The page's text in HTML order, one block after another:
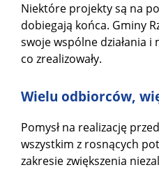
Niektóre projekty są na
dobiegają końca. Gminy
swoje wspólne działania
co zrealizowały.
Wielu odbiorców,
Pomysł na realizację
wszystkim z rosnących
zakresie zwiększenia